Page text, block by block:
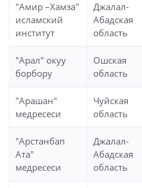
"Амир –Хамза"
исламский
институт
Джалал-
Абадская
область
"Арал" окуу
борбору
Ошская
область
"Арашан"
медресеси
Чуйская
область
"Арстанбап
Ата"
медресеси
Джалал-
Абадская
область